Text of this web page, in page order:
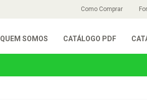
Como Comprar
QUEM SOMOS CATÁLOGO PDF